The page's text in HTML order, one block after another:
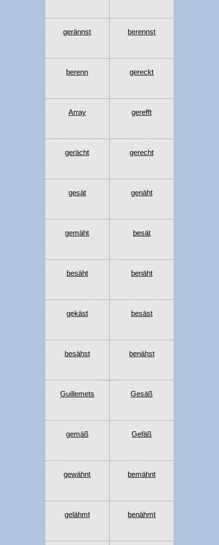
gerännst berennst
berenn gereckt
Array gerefft
gerächt gerecht
gesät genäht
gemäht besät
besäht benäht
gekäst besäst
besähst benähst
Guillemets Gesäß
gemäß Gefäß
gewähnt bemähnt
gelähmt benähmt